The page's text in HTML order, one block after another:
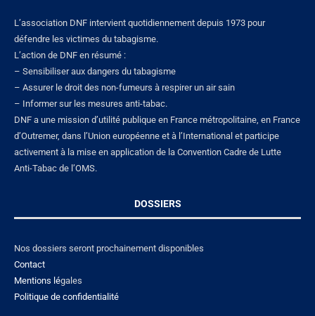
L’association DNF intervient quotidiennement depuis 1973 pour
défendre les victimes du tabagisme.
L’action de DNF en résumé :
– Sensibiliser aux dangers du tabagisme
– Assurer le droit des non-fumeurs à respirer un air sain
– Informer sur les mesures anti-tabac.
DNF a une mission d’utilité publique en France métropolitaine, en France
d’Outremer, dans l’Union européenne et à l’International et participe
activement à la mise en application de la Convention Cadre de Lutte
Anti-Tabac de l’OMS.
DOSSIERS
Nos dossiers seront prochainement disponibles
Contact
Mentions légales
Politique de confidentialité